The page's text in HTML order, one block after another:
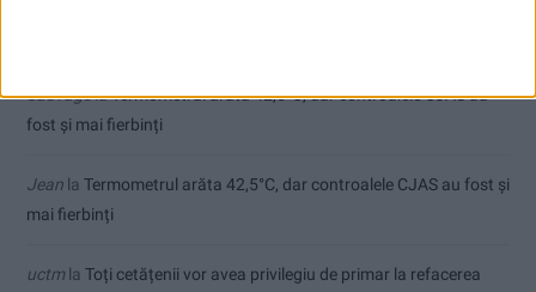
SauvagelaTermometrul arăta 42,5°C, dar controalele CJAS au
fost și mai fierbinți
Jean la Termometrul arăta 42,5°C, dar controalele CJAS au fost și
mai fierbinți
uctmla Toți cetățenii vor avea privilegiu de primar la refacerea